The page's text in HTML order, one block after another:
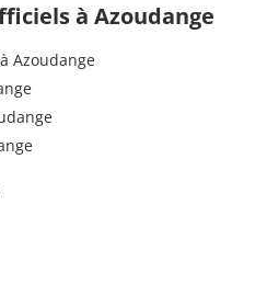
à Azoudange
Azoudange